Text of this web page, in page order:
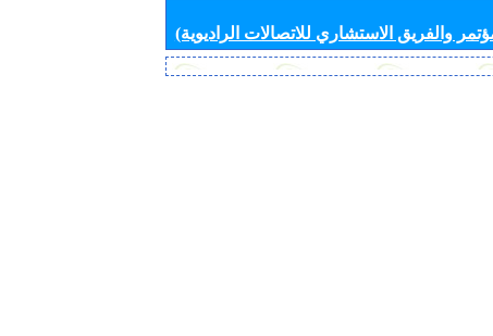
والفريق الاستشاري للاتصالات الراديوية)